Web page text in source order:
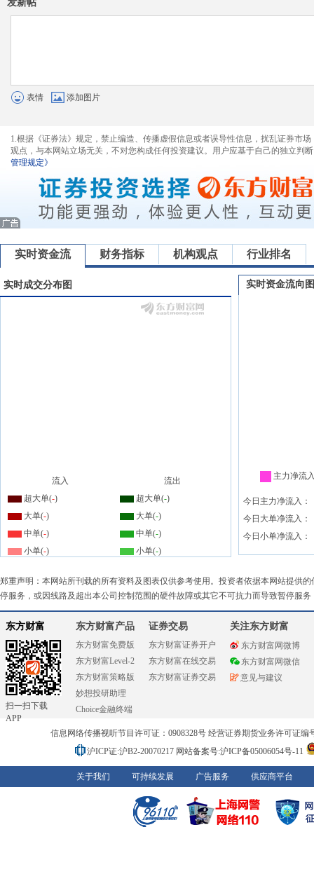
发新帖
表情 添加图片
1.根据《证券法》规定，禁止编造、传播虚假信息或者误导性信息，扰乱证券市
观点，与本网站立场无关，不对您构成任何投资建议。用户应基于自己的独立判
管理规定》
实时资金流 财务指标 机构观点 行业排名
实时成交分布图
流入
流出
超大单(-) 超大单(-)
大单(-) 大单(-)
中单(-) 中单(-)
小单(-) 小单(-)
实时资金流向图
主力净流
今日主力净流入：
今日大单净流入：
今日小单净流入：
郑重声明：本网站所刊载的所有资料及图表仅供参考使用。投资者依据本网站提供
停服务，或因线路及超出本公司控制范围的硬件故障或其它不可抗力而导致暂停服
东方财富
扫一扫下载
APP
东方财富产品
东方财富免费版
东方财富Level-2
东方财富策略版
妙想投研助理
Choice金融终端
证券交易
东方财富证券开户
东方财富在线交易
东方财富证券交易
关注东方财富
东方财富网微博
东方财富网微信
意见与建议
信息网络传播视听节目许可证：0908328号 经营证券期货业务许可证编
沪ICP证:沪B2-20070217 网站备案号:沪ICP备05006054号-11
关于我们 可持续发展 广告服务 供应商平台